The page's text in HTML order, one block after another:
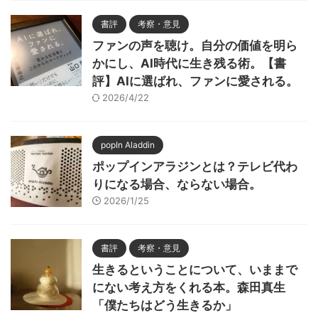
書評 考察・意見
ファンの声を聴け。自分の価値を明ら
かにし、AI時代に生き残る術。【書
評】AIに選ばれ、ファンに愛される。
2026/4/22
popIn Aladdin
ポップインアラジンとは？テレビ代わ
りになる場合、ならない場合。
2026/1/25
書評 考察・意見
生きるということについて、いままで
にない考え方をくれる本。森田真生
「僕たちはどう生きるか」